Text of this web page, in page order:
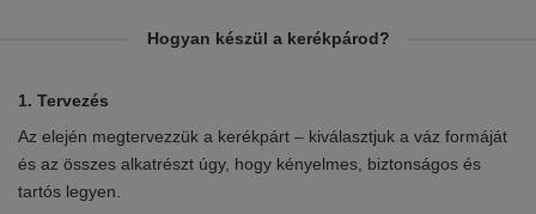
Hogyan készül a kerékpárod?
1. Tervezés
Az elején megtervezzük a kerékpárt – kiválasztjuk a váz formáját
és az összes alkatrészt úgy, hogy kényelmes, biztonságos és
tartós legyen.